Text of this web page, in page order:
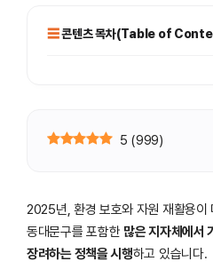
콘텐츠 목차(Table of
5 (999)
2025년, 환경 보호와 자원 재활용이
동대문구를 포함한 많은 지자체에서
장려하는 정책을 시행하고 있습니다.